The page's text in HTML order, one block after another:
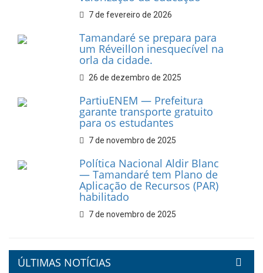
10 de fevereiro de 2026
Dia do Frevo: patrimônio
cultural em movimento
9 de fevereiro de 2026
Prefeitura de Tamandaré
fortalece apoio aos
catadores de materiais
recicláveis
9 de fevereiro de 2026
Prefeitura de Tamandaré
reforça diálogo e
compromisso com a
valorização da educação
7 de fevereiro de 2026
orla da cidade.